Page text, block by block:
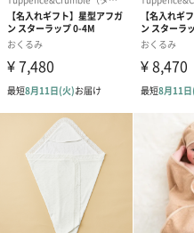
抱っこに使う
生まれたばかりの首の座らない
おくるみで包んであげると抱
安心と睡眠
おくるみで包んであげること
安心感を与え、赤ちゃんの質